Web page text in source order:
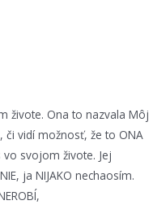
živote. Ona to nazvala Môj
či vidí možnosť, že to ONA
vo svojom živote. Jej
ja NIJAKO nechaosím.